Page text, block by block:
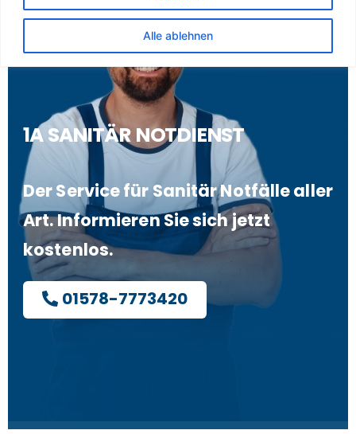
Alle ablehnen
1A SANITÄR NOTDIENST
Der Service für Sanitär Notfälle aller
Art. Informieren Sie sich jetzt
kostenlos.
01578-7773420